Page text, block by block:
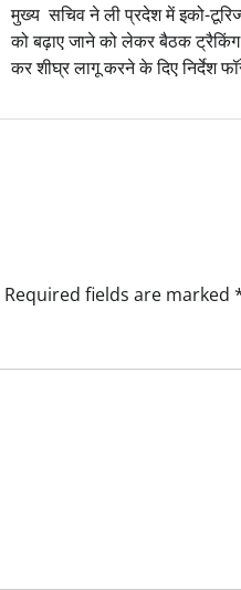
मुख्य सचिव ने ली प्रदेश में इको-
को बढ़ाए जाने को लेकर बैठक ट्रैकिंग
कर शीघ्र लागू करने के दिए निर्देश
Required fields are marked